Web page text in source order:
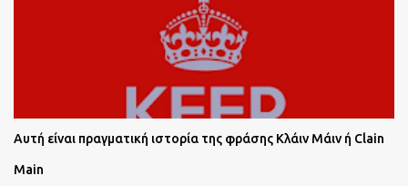
Αυτή είναι πραγματική ιστορία της φράσης Κλάιν Μάιν ή Clain
Main